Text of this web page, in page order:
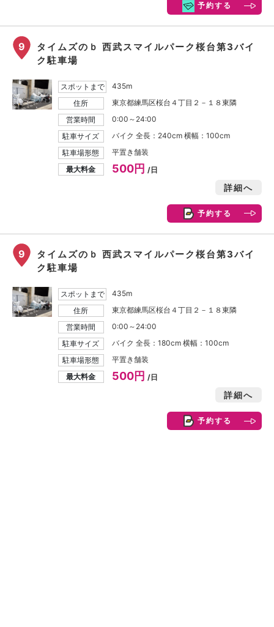
予約する
9
タイムズのｂ 西武スマイルパーク桜台第3バイ
ク駐車場
スポットまで
435m
住所
東京都練馬区桜台４丁目２－１８東隣
営業時間
0:00～24:00
駐車サイズ
バイク 全長：240cm 横幅：100cm
駐車場形態
平置き舗装
最大料金
500円 /日
詳細へ
予約する
9
タイムズのｂ 西武スマイルパーク桜台第3バイ
ク駐車場
スポットまで
435m
住所
東京都練馬区桜台４丁目２－１８東隣
営業時間
0:00～24:00
駐車サイズ
バイク 全長：180cm 横幅：100cm
駐車場形態
平置き舗装
最大料金
500円 /日
詳細へ
予約する